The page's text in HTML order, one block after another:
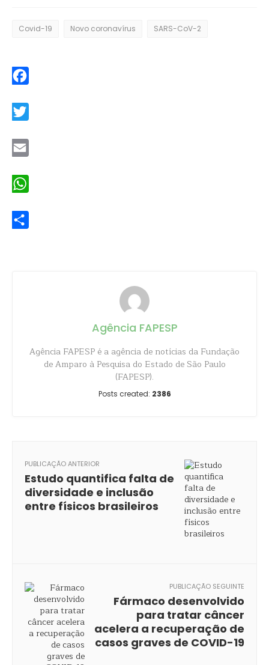
Covid-19 Novo coronavírus SARS-CoV-2
Agência FAPESP
Agência FAPESP é a agência de notícias da Fundação
de Amparo à Pesquisa do Estado de São Paulo
(FAPESP).
Posts created: 2386
PUBLICAÇÃO ANTERIOR
Estudo quantifica falta de
diversidade e inclusão
entre físicos brasileiros
PUBLICAÇÃO SEGUINTE
Fármaco desenvolvido
para tratar câncer
acelera a recuperação de
casos graves de COVID-19